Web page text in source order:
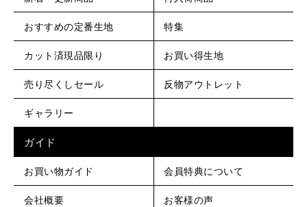
おすすめの定番生地 特集
カット済現品限り お買い得生地
売り尽くしセール 反物アウトレット
ギャラリー
ガイド
お買い物ガイド 会員特典について
会社概要 お客様の声